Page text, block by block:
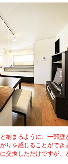
納まるように、一部壁
りを感じることができ
交換しただけですが、